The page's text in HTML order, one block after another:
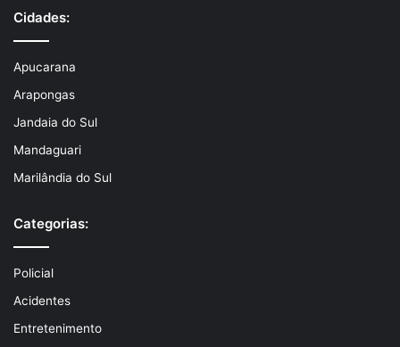
Cidades:
Apucarana
Arapongas
Jandaia do Sul
Mandaguari
Marilândia do Sul
Categorias:
Policial
Acidentes
Entretenimento